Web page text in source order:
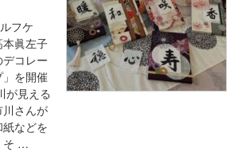
フケ
眞左子
コレー
を開催
が見える
さんが
などを
そ …